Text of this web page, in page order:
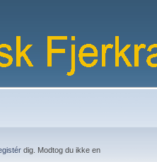
dig. Modtog du ikke en